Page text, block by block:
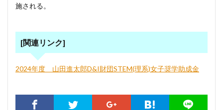
施される。
[関連リンク]
2024年度 山田進太郎D&I財団STEM(理系)女子奨学助成金